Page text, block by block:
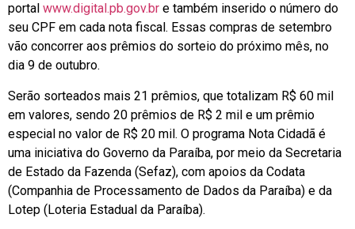
portal www.digital.pb.gov.br e também inserido o número do
seu CPF em cada nota fiscal. Essas compras de setembro
vão concorrer aos prêmios do sorteio do próximo mês, no
dia 9 de outubro.
Serão sorteados mais 21 prêmios, que totalizam R$ 60 mil
em valores, sendo 20 prêmios de R$ 2 mil e um prêmio
especial no valor de R$ 20 mil. O programa Nota Cidadã é
uma iniciativa do Governo da Paraíba, por meio da Secretaria
de Estado da Fazenda (Sefaz), com apoios da Codata
(Companhia de Processamento de Dados da Paraíba) e da
Lotep (Loteria Estadual da Paraíba).